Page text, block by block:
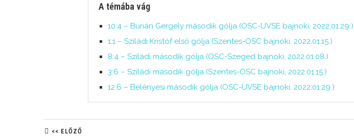
A témába vág
10:4 – Burián Gergely második gólja (OSC-UVSE bajnoki, 2022.01.29.)
1:1 – Sziládi Kristóf első gólja (Szentes-OSC bajnoki, 2022.01.15.)
8:4 – Sziládi második gólja (OSC-Szeged bajnoki, 2022.01.08.)
3:6 – Sziládi második gólja (Szentes-OSC bajnoki, 2022.01.15.)
12:6 – Belényesi második gólja (OSC-UVSE bajnoki, 2022.01.29.)
<< ELŐZŐ